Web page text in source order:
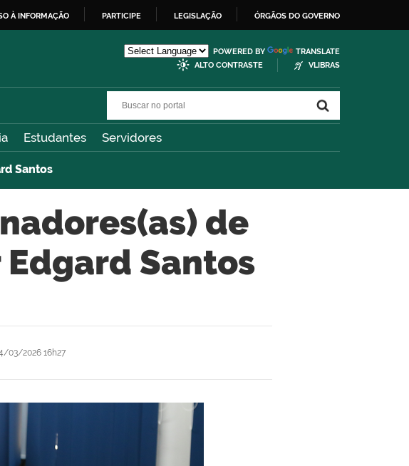
À INFORMAÇÃO PARTICIPE LEGISLAÇÃO ÓRGÃOS DO GOVERNO
POWERED BY
TRANSLATE
ALTO CONTRASTE
VLIBRAS
Estudantes Servidores
Santos
de
Santos
03/2026 16h27